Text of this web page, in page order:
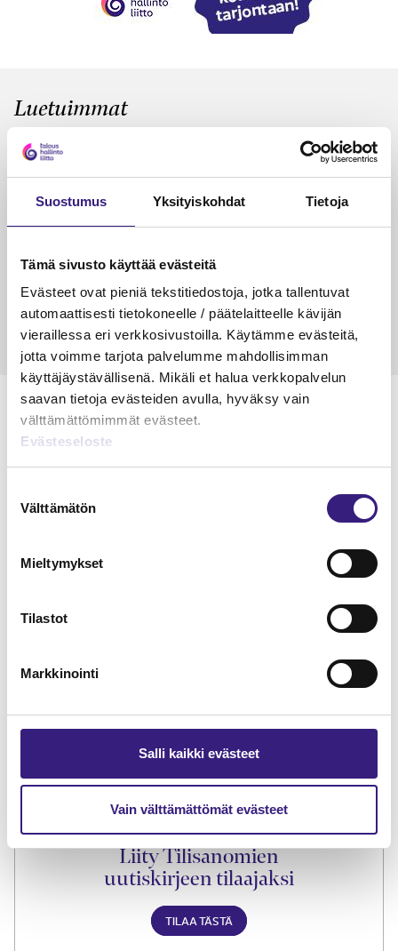
Suostumus Yksityiskohdat Tietoja
Tämä sivusto käyttää evästeitä
Evästeet ovat pieniä tekstitiedostoja, jotka tallentuvat
automaattisesti tietokoneelle / päätelaitteelle kävijän
vieraillessa eri verkkosivustoilla. Käytämme evästeitä,
jotta voimme tarjota palvelumme mahdollisimman
käyttäjäystävällisenä. Mikäli et halua verkkopalvelun
saavan tietoja evästeiden avulla, hyväksy vain
välttämättömimmät evästeet.
Evästeseloste
valinta
Välttämätön
Mieltymykset
Tilastot
Markkinointi
Salli kaikki evästeet
Vain välttämättömät evästeet
Luetuimmat
VEROTUS
Kulu­veloitukset arvon­lisä­
verotuksessa – omien kulujen
veloitus, kulujen edelleen­
veloitus ja läpi­laskutus
Petri Salomaa
Lue Tilisanomien
TILAA TÄSTÄ
Liity Tilisanomien
uutiskirjeen tilaajaksi
TILAA TÄSTÄ